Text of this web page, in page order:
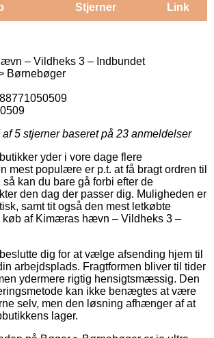
Stjerner Link
– Vildheks 3 – Indbundet
Børnebøger
af 5 stjerner baseret på 23 anmeldelser
yder i vore dage flere
mest populære er p.t. at få bragt ordren til
kan du bare gå forbi efter de
den dag der passer dig. Muligheden er
samt tit også den mest letkøbte
køb af Kimæras hævn – Vildheks 3 –
dig for at vælge afsending hjem til
arbejdsplads. Fragtformen bliver til tider
ydermere rigtig hensigtsmæssig. Den
kan ikke benægtes at være
selv, men den løsning afhænger af at
lager.